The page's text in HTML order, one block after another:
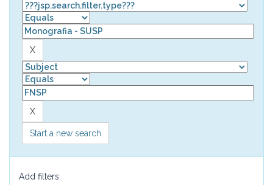
Start a new search
Add filters: